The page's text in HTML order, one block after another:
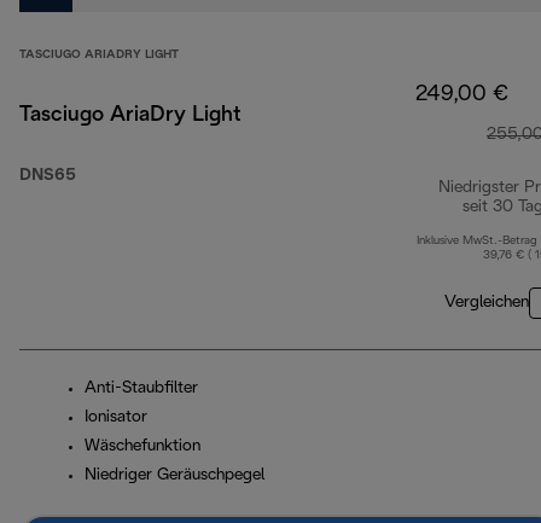
TASCIUGO ARIADRY LIGHT
Tasciugo AriaDry Light
DNS65
249,00 €
Niedrigster
seit 30
Inklusive MwSt.-Betrag
39,76 € (
Vergleichen
Anti-Staubfilter
Ionisator
Wäschefunktion
Niedriger Geräuschpegel